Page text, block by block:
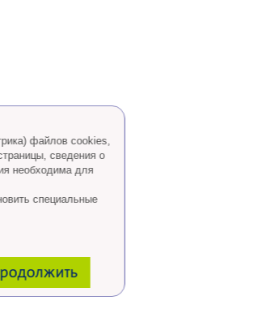
файлов cookies,
сведения о
необходима для
специальные